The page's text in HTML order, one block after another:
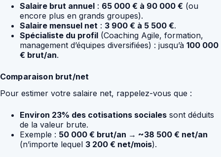
Salaire brut annuel : 65 000 € à 90 000 € (ou
encore plus en grands groupes).
Salaire mensuel net : 3 900 € à 5 500 €.
Spécialiste du profil (Coaching Agile, formation,
management d’équipes diversifiées) : jusqu’à 100 000
€ brut/an.
Comparaison brut/net
Pour estimer votre salaire net, rappelez-vous que :
Environ 23% des cotisations sociales sont déduits
de la valeur brute.
Exemple : 50 000 € brut/an → ~38 500 € net/an
(n’importe lequel 3 200 € net/mois).